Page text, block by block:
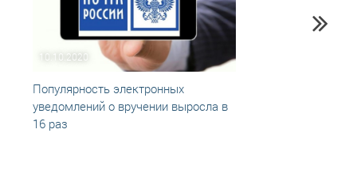
10.10.2020
Популярность электронных
уведомлений о вручении выросла в
16 раз